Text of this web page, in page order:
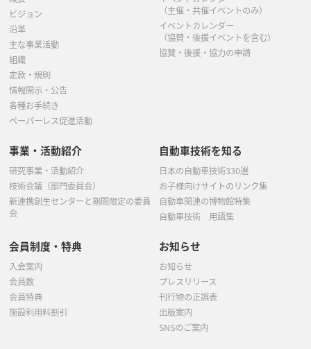
1月
ビジョン
沿革
主な事業活動
組織
定款・規則
情報開示・公告
各種お手続き
ペーパーレス促進活動
（主催・共催イベントのみ）
イベントカレンダー
（協賛・後援イベントを含む）
協賛・後援・協力の申請
事業・活動紹介
研究事業・活動紹介
技術会議（部門委員会）
新連携創生センターと期間限定の委員
会
自動車技術を知る
日本の自動車技術330選
お子様向けサイトのリンク集
自動車関連の博物館特集
自動車技術 用語集
会員制度・特典
入会案内
会員数
会員特典
施設利用料割引
お知らせ
お知らせ
プレスリリース
刊行物の正誤表
出版案内
SNSのご案内